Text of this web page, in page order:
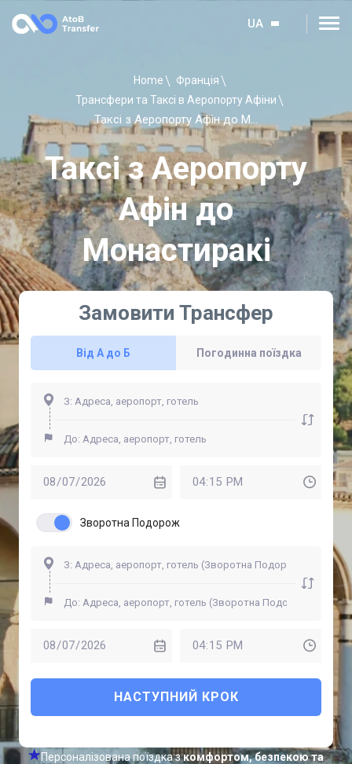
UA
Home
Франція
Трансфери та Таксі в Аеропорту Афіни
Таксі з Аеропорту Афін до Монастиракі
Таксі з Аеропорту
Афін до
Монастиракі
Замовити Трансфер
Від А до Б Погодинна поїздка
Зворотна Подорож
НАСТУПНИЙ КРОК
Персоналізована поїздка зкомфортом, безпекою та